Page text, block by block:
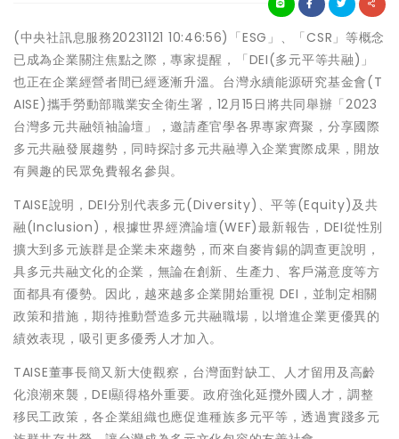
(中央社訊息服務20231121 10:46:56)「ESG」、「CSR」等概念
已成為企業關注焦點之際，專家提醒，「DEI(多元平等共融)」
也正在企業經營者間已經逐漸升溫。台灣永續能源研究基金會(T
AISE)攜手勞動部職業安全衛生署，12月15日將共同舉辦「2023
台灣多元共融領袖論壇」，邀請產官學各界專家齊聚，分享國際
多元共融發展趨勢，同時探討多元共融導入企業實際成果，開放
有興趣的民眾免費報名參與。
TAISE說明，DEI分別代表多元(Diversity)、平等(Equity)及共
融(Inclusion)，根據世界經濟論壇(WEF)最新報告，DEI從性別
擴大到多元族群是企業未來趨勢，而來自麥肯錫的調查更說明，
具多元共融文化的企業，無論在創新、生產力、客戶滿意度等方
面都具有優勢。因此，越來越多企業開始重視 DEI，並制定相關
政策和措施，期待推動營造多元共融職場，以增進企業更優異的
績效表現，吸引更多優秀人才加入。
TAISE董事長簡又新大使觀察，台灣面對缺工、人才留用及高齡
化浪潮來襲，DEI顯得格外重要。政府強化延攬外國人才，調整
移民工政策，各企業組織也應促進種族多元平等，透過實踐多元